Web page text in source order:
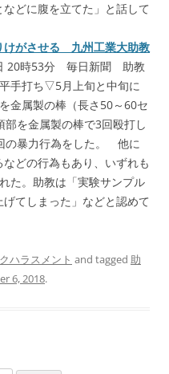
どに腹を立てた」と話して
けがさせる 九州工業大助教
20時53分 毎日新聞 助教
手打ち▽5月上旬と中旬に
金属製の棒（長さ50～60セ
を金属製の棒で3回殴打し
暴力行為をした。 他に
どの行為もあり、いずれも
た。助教は「実験サンプル
てしまった」などと認めて
ハラスメント and tagged 助
6, 2018.